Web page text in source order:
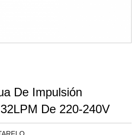
De Impulsión
De 220-240V